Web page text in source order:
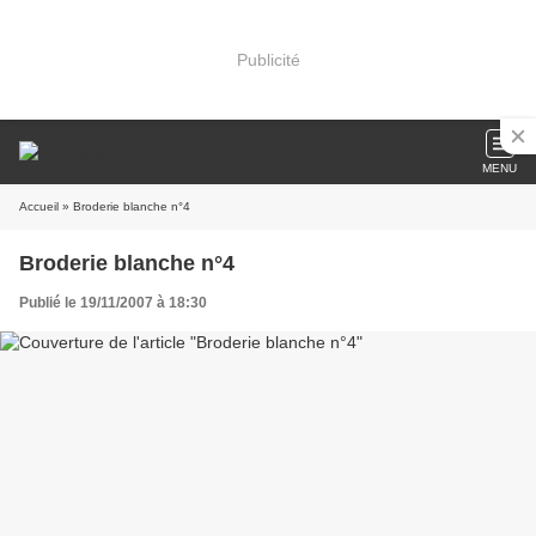
Publicité
MENU
Accueil » Broderie blanche n°4
Broderie blanche n°4
Publié le 19/11/2007 à 18:30